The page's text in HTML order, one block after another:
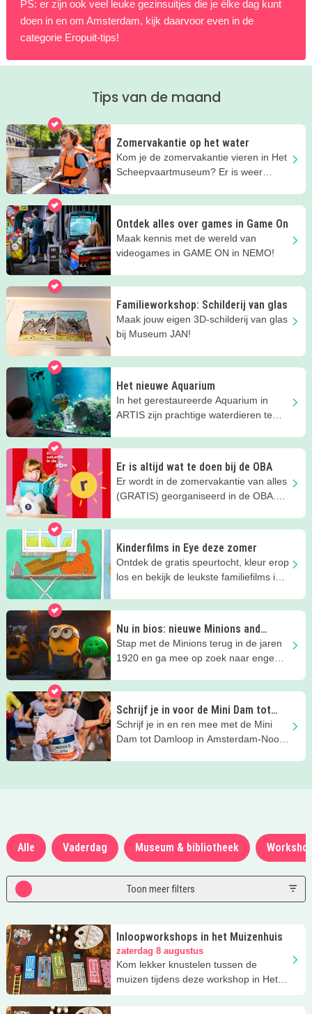
PS: er zijn ook veel leuke gezinsuitjes die je élke dag kunt
doen in en om Amsterdam, kijk daarvoor even in de
categorie Eropuit-tips!
Tips van de maand
Zomervakantie op het water
Kom je de zomervakantie vieren in Het
Scheepvaartmuseum? Er is weer
Ontdek alles over games in Game On
Maak kennis met de wereld van
videogames in GAME ON in NEMO!
Familieworkshop: Schilderij van glas
Maak jouw eigen 3D-schilderij van glas
bij Museum JAN!
Het nieuwe Aquarium
In het gerestaureerde Aquarium in
ARTIS zijn prachtige waterdieren te
Er is altijd wat te doen bij de OBA
Er wordt in de zomervakantie van alles
(GRATIS) georganiseerd in de OBA.
Kinderfilms in Eye deze zomer
Ontdek de gratis speurtocht, kleur erop
los en bekijk de leukste familiefilms in
Nu in bios: nieuwe Minions and
Monsters film
Stap met de Minions terug in de jaren
1920 en ga mee op zoek naar enge
Schrijf je in voor de Mini Dam tot
Dam
Schrijf je in en ren mee met de Mini
Dam tot Damloop in Amsterdam-Noord
Alle Vaderdag Museum & bibliotheek
Toon meer filters
Inloopworkshops in het Muizenhuis
zaterdag 8 augustus
Kom lekker knustelen tussen de
muizen tijdens deze workshop in Het